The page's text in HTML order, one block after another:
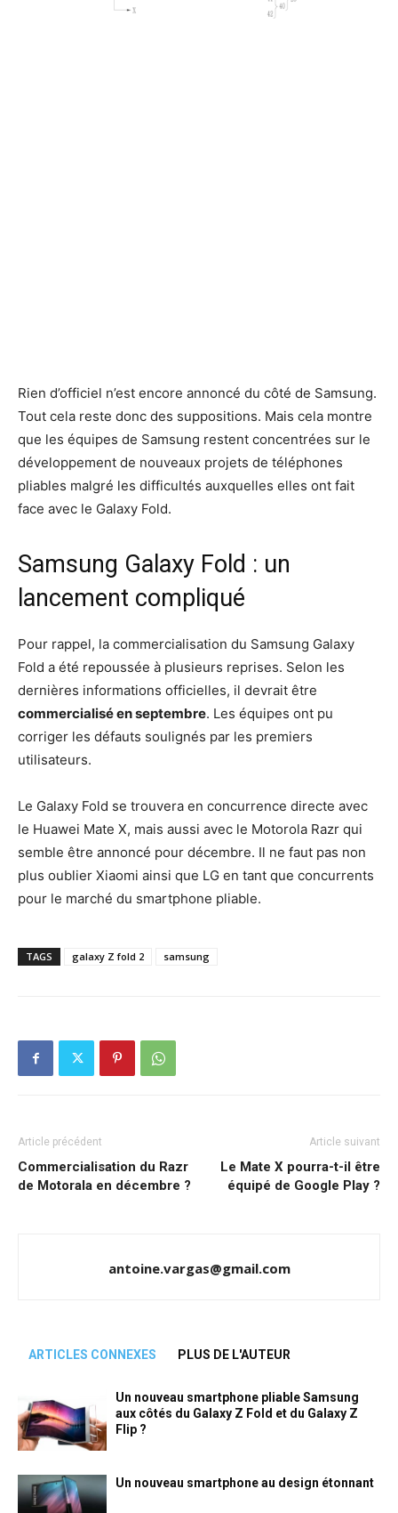
Rien d’officiel n’est encore annoncé du côté de Samsung.
Tout cela reste donc des suppositions. Mais cela montre
que les équipes de Samsung restent concentrées sur le
développement de nouveaux projets de téléphones
pliables malgré les difficultés auxquelles elles ont fait
face avec le Galaxy Fold.
Samsung Galaxy Fold : un
lancement compliqué
Pour rappel, la commercialisation du Samsung Galaxy
Fold a été repoussée à plusieurs reprises. Selon les
dernières informations officielles, il devrait être
commercialisé en septembre. Les équipes ont pu
corriger les défauts soulignés par les premiers
utilisateurs.
Le Galaxy Fold se trouvera en concurrence directe avec
le Huawei Mate X, mais aussi avec le Motorola Razr qui
semble être annoncé pour décembre. Il ne faut pas non
plus oublier Xiaomi ainsi que LG en tant que concurrents
pour le marché du smartphone pliable.
TAGS galaxy Z fold 2 samsung
Article précédent
Commercialisation du Razr
de Motorala en décembre ?
Article suivant
Le Mate X pourra-t-il être
équipé de Google Play ?
antoine.vargas@gmail.com
ARTICLES CONNEXES PLUS DE L'AUTEUR
Un nouveau smartphone pliable Samsung
aux côtés du Galaxy Z Fold et du Galaxy Z
Flip ?
Un nouveau smartphone au design étonnant